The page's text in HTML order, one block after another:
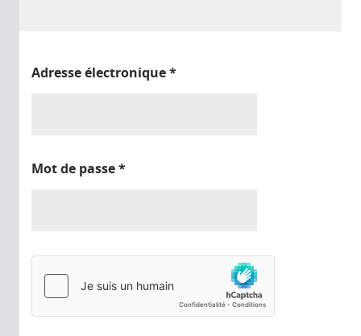
Adresse électronique*
Mot de passe*